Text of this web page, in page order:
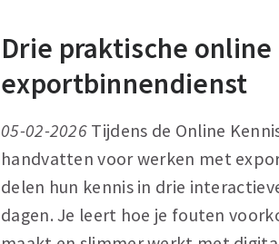
Drie praktische
exportbinnendienst
05-02-2026 Tijdens de Online
handvatten voor werken met
delen hun kennis in drie
dagen. Je leert hoe je fouten